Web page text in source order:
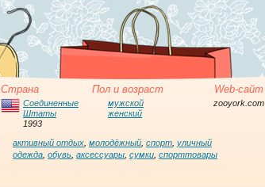
Страна Пол и возраст Web-сайт
Соединенные
Штаты
1993
мужской
женский
zooyork.com
активный отдых молодёжный спорт уличный
одежда обувь аксессуары сумки спорттовары